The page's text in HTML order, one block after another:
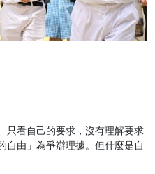
只看自己的要求，沒有理解要求
自由」為爭辯理據。但什麼是自